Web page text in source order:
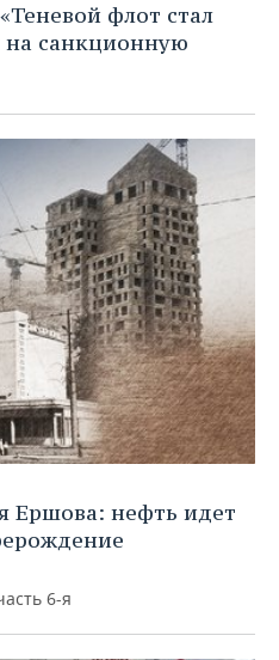
флот стал
санкционную
Ершова: нефть идет
6-я